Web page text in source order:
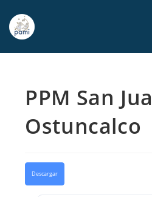
PPM San
Ostuncalco
Descargar